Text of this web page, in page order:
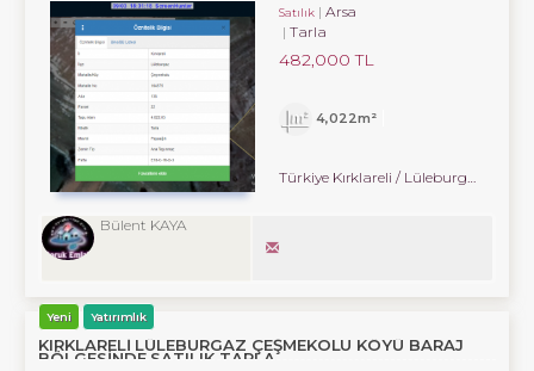
Satılık
Arsa
Tarla
482,000 TL
4,022m²
Bülent KAYA
Yeni Yatırımlık
KIRKLARELİ LÜLEBURGAZ ÇEŞMEKOLU KÖYÜ BARAJ
BÖLGESİNDE SATILIK TARLA.